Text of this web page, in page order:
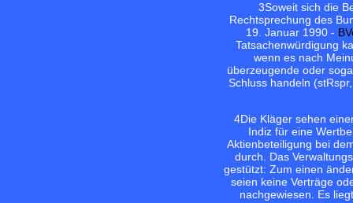
3Soweit sich die
Rechtsprechung des
19. Januar 1990 -
Tatsachenwürdigung
wenn es nach
überzeugende oder
Schluss handeln
4Die Kläger sehen
Indiz für eine
Aktienbeteiligung bei
durch. Das
gestützt: Zum einen
seien keine Verträge
nachgewiesen. Es